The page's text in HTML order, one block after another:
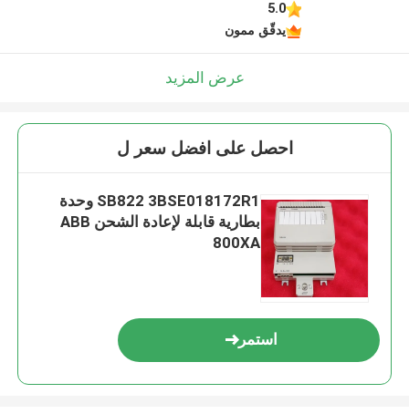
5.0
يدقّق ممون
عرض المزيد
احصل على افضل سعر ل
SB822 3BSE018172R1 وحدة
بطارية قابلة لإعادة الشحن ABB
800XA
استمر